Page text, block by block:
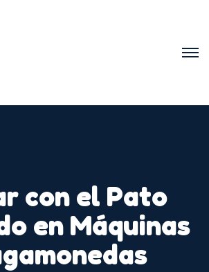
con el Pato
en Máquinas